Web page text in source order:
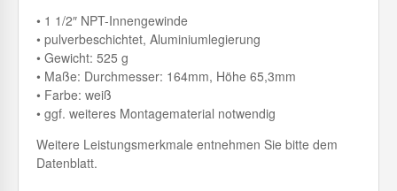
• 1 1/2″ NPT-Innengewinde
• pulverbeschichtet, Aluminiumlegierung
• Gewicht: 525 g
• Maße: Durchmesser: 164mm, Höhe 65,3mm
• Farbe: weiß
• ggf. weiteres Montagematerial notwendig
Weitere Leistungsmerkmale entnehmen Sie bitte dem
Datenblatt.